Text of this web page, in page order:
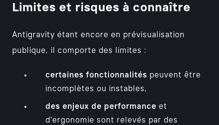
Limites et risques à connaître
Antigravity étant encore en prévisualisation
publique, il comporte des limites :
certaines fonctionnalités peuvent être
incomplètes ou instables,
des enjeux de performance et
d'ergonomie sont relevés par des